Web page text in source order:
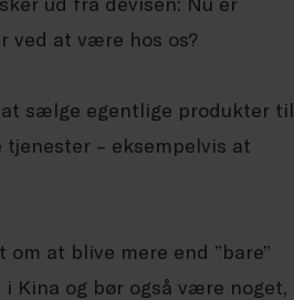
ved at være hos os?
sælge egentlige produkter til
– eksempelvis at
at blive mere end ”bare”
Kina og bør også være noget,